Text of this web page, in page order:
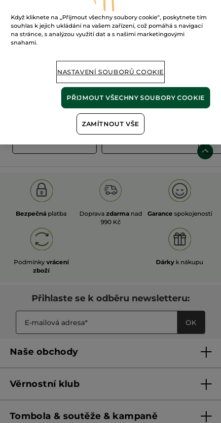
100%rostlinné
extrakty
60 hektarů
ekologických polí
Zobrazit více
Bezpečná platba Doprava zdarma nad
990 Kč
Garance spokojenosti
Podmínky vrácení
zboží
Dárky k nákupu
Přihlaste se k odběru newsletteru:
OK
Naše obchody
Franšízing
Věrnostní klub
Pravidla věrnostního klubu od 1. 6. 2026
Tombola & soutěže & kampaně
Když kliknete na „Přijmout všechny soubory cookie“, poskytnete tím
souhlas k jejich ukládání na vašem zařízení, což pomáhá s navigací
na stránce, s analýzou využití dat a s našimi marketingovými
snahami.
NASTAVENÍ SOUBORŮ COOKIE
ZAMÍTNOUT VŠE
PŘIJMOUT VŠECHNY SOUBORY COOKIE